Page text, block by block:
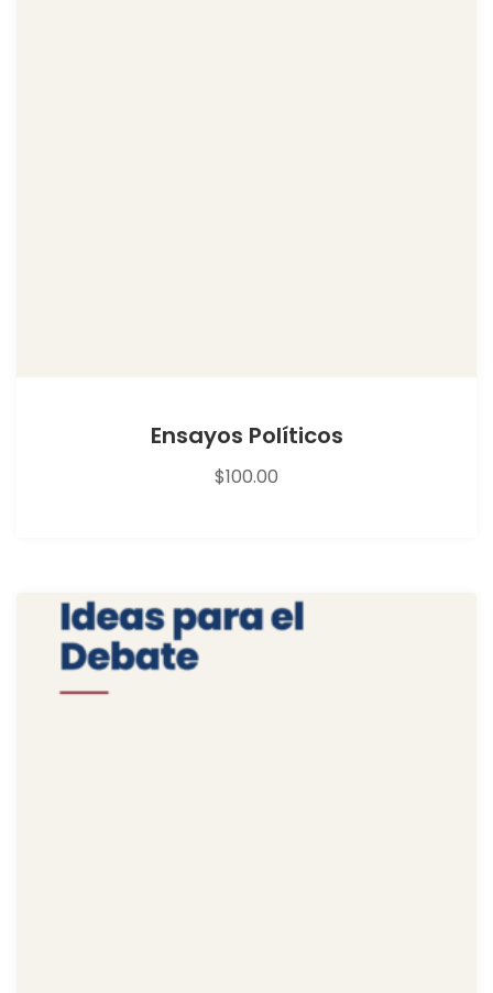
Ensayos Políticos
$100.00